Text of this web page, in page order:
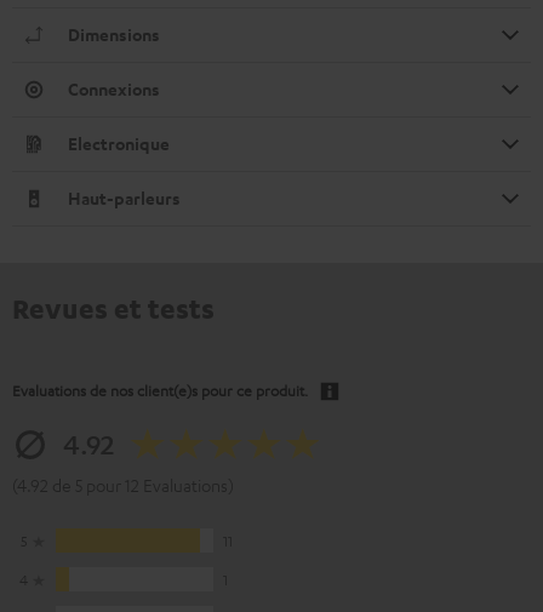
Dimensions
Connexions
Electronique
Haut-parleurs
Evaluations de nos client(e)s pour ce produit.